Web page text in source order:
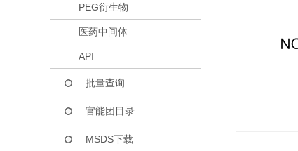
PEG衍生物
医药中间体
API
批量查询
官能团目录
MSDS下载